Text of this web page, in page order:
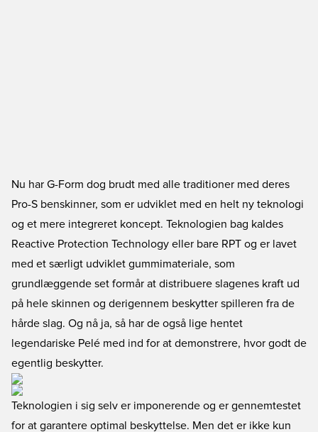
Nu har G-Form dog brudt med alle traditioner med deres
Pro-S benskinner, som er udviklet med en helt ny teknologi
og et mere integreret koncept. Teknologien bag kaldes
Reactive Protection Technology eller bare RPT og er lavet
med et særligt udviklet gummimateriale, som
grundlæggende set formår at distribuere slagenes kraft ud
på hele skinnen og derigennem beskytter spilleren fra de
hårde slag. Og nå ja, så har de også lige hentet
legendariske Pelé med ind for at demonstrere, hvor godt de
egentlig beskytter.
Teknologien i sig selv er imponerende og er gennemtestet
for at garantere optimal beskyttelse. Men det er ikke kun